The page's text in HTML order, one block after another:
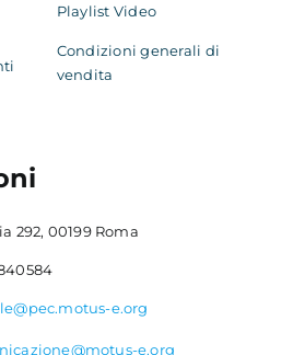
Playlist Video
Condizioni generali di
vendita
292, 00199 Roma
e.org
e.org